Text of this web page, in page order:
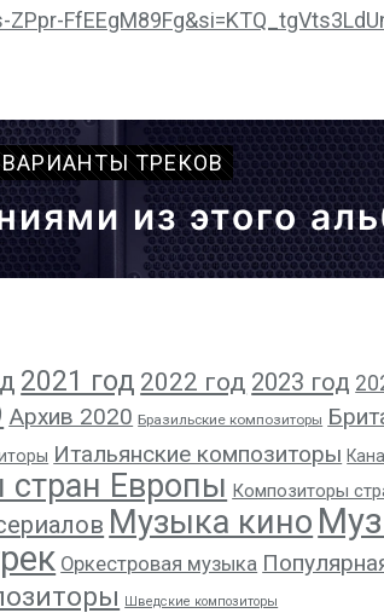
ВАРИАНТЫ ТРЕКОВ
из этого
2021 год 2022 год 2023 год
Архив 2020 Бразильские композиторы
Итальянские композиторы
Европы Композиторы
Музыка кино
Оркестровая музыка
Шведские композиторы